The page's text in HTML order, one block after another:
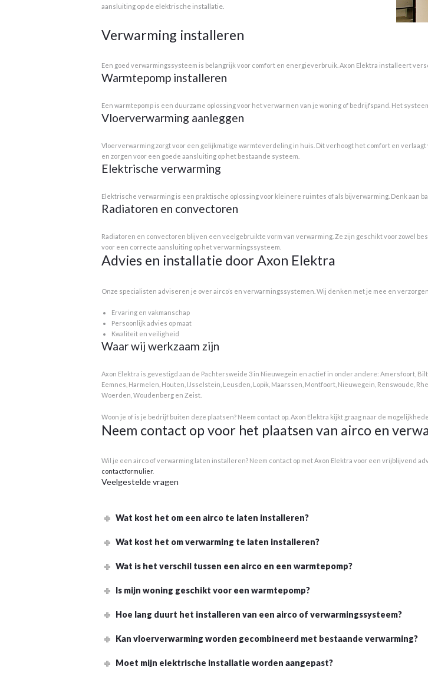
aansluiting op de elektrische installatie.
Verwarming installeren
Een goed verwarmingssysteem is belangrijk voor comfort en energieverbruik. Axon Elektra installeert
Warmtepomp installeren
Een warmtepomp is een duurzame oplossing voor het verwarmen van je woning of bedrijfspand. Het
Vloerverwarming aanleggen
Vloerverwarming zorgt voor een gelijkmatige warmteverdeling in huis. Dit verhoogt het comfort en
en zorgen voor een goede aansluiting op het bestaande systeem.
Elektrische verwarming
Elektrische verwarming is een praktische oplossing voor kleinere ruimtes of als bijverwarming. Denk aan
Radiatoren en convectoren
Radiatoren en convectoren blijven een veelgebruikte vorm van verwarming. Ze zijn geschikt voor zowel
voor een correcte aansluiting op het verwarmingssysteem.
Advies en installatie door Axon Elektra
Onze specialisten adviseren je over airco’s en verwarmingssystemen. Wij denken met je mee en
Ervaring en vakmanschap
Persoonlijk advies op maat
Kwaliteit en veiligheid
Waar wij werkzaam zijn
Axon Elektra is gevestigd aan de Pachtersweide 3 in Nieuwegein en actief in onder andere: Amersfoort,
Eemnes, Harmelen, Houten, IJsselstein, Leusden, Lopik, Maarssen, Montfoort, Nieuwegein, Renswoude,
Woerden, Woudenberg en Zeist.
Woon je of is je bedrijf buiten deze plaatsen? Neem contact op. Axon Elektra kijkt graag naar de
Neem contact op voor het plaatsen van airco en
Wil je een airco of verwarming laten installeren? Neem contact op met Axon Elektra voor een vrijblijvend
contactformulier.
Veelgestelde vragen
Wat kost het om een airco te laten installeren?
Wat kost het om verwarming te laten installeren?
Wat is het verschil tussen een airco en een warmtepomp?
Is mijn woning geschikt voor een warmtepomp?
Hoe lang duurt het installeren van een airco of verwarmingssysteem?
Kan vloerverwarming worden gecombineerd met bestaande verwarming?
Moet mijn elektrische installatie worden aangepast?